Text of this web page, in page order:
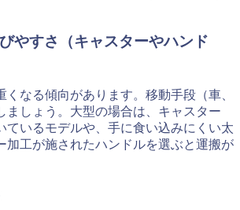
やすさ（キャスターやハンド
くなる傾向があります。移動手段（車、
ましょう。大型の場合は、キャスター
ているモデルや、手に食い込みにくい太
加工が施されたハンドルを選ぶと運搬が